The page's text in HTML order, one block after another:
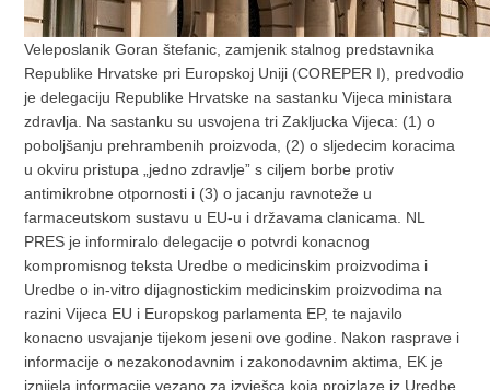
Veleposlanik Goran štefanic, zamjenik stalnog predstavnika
Republike Hrvatske pri Europskoj Uniji (COREPER I), predvodio
je delegaciju Republike Hrvatske na sastanku Vijeca ministara
zdravlja. Na sastanku su usvojena tri Zakljucka Vijeca: (1) o
poboljšanju prehrambenih proizvoda, (2) o sljedecim koracima
u okviru pristupa „jedno zdravlje” s ciljem borbe protiv
antimikrobne otpornosti i (3) o jacanju ravnoteže u
farmaceutskom sustavu u EU-u i državama clanicama. NL
PRES je informiralo delegacije o potvrdi konacnog
kompromisnog teksta Uredbe o medicinskim proizvodima i
Uredbe o in-vitro dijagnostickim medicinskim proizvodima na
razini Vijeca EU i Europskog parlamenta EP, te najavilo
konacno usvajanje tijekom jeseni ove godine. Nakon rasprave i
informacije o nezakonodavnim i zakonodavnim aktima, EK je
iznijela informacije vezano za izvješca koja proizlaze iz Uredbe